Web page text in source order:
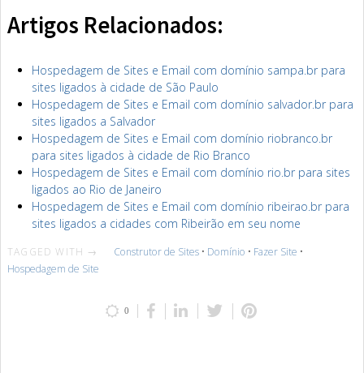
Artigos Relacionados:
Hospedagem de Sites e Email com domínio sampa.br para
sites ligados à cidade de São Paulo
Hospedagem de Sites e Email com domínio salvador.br para
sites ligados a Salvador
Hospedagem de Sites e Email com domínio riobranco.br
para sites ligados à cidade de Rio Branco
Hospedagem de Sites e Email com domínio rio.br para sites
ligados ao Rio de Janeiro
Hospedagem de Sites e Email com domínio ribeirao.br para
sites ligados a cidades com Ribeirão em seu nome
TAGGED WITH → Construtor de Sites• Domínio • Fazer Site •
Hospedagem de Site
0